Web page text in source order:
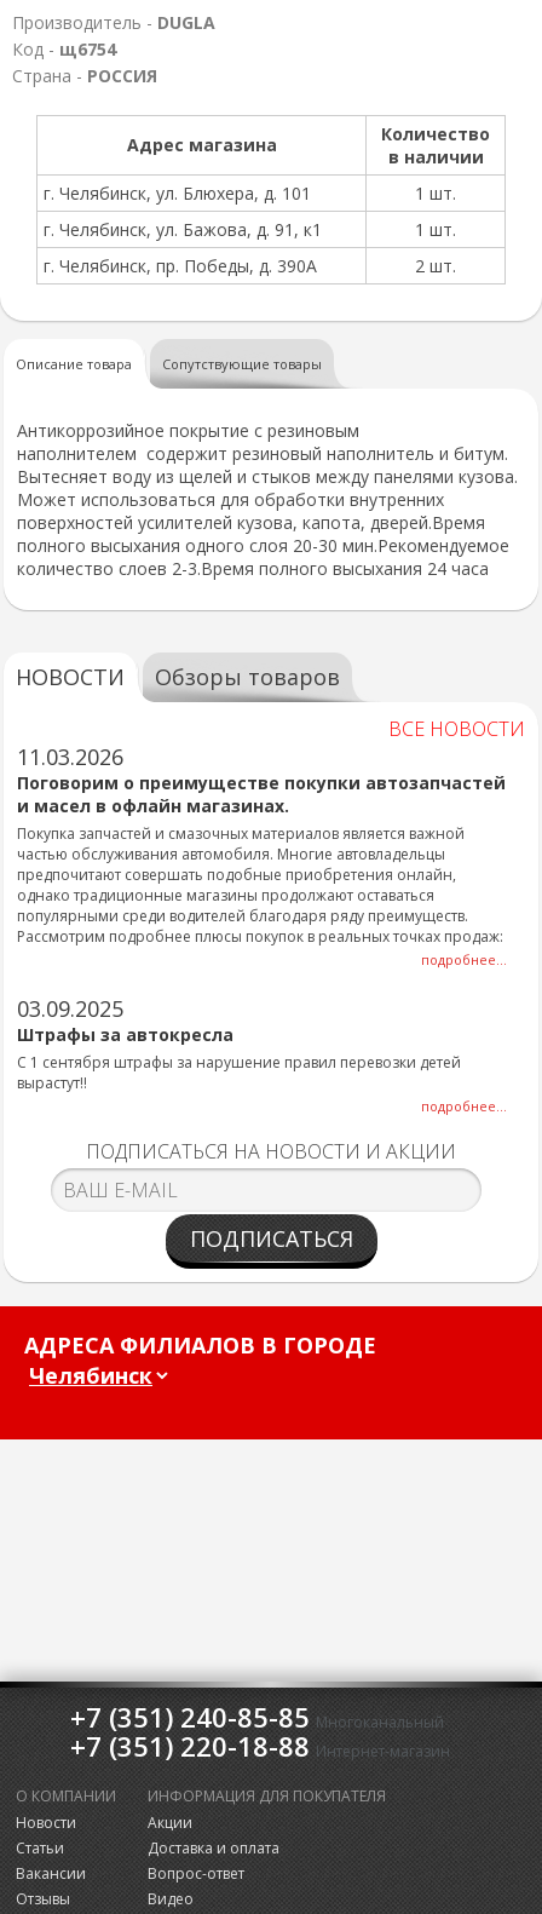
Производитель - DUGLA
Код - щ6754
Страна - РОССИЯ
Адрес магазина
Количество
в наличии
г. Челябинск, ул. Блюхера, д. 101
1 шт.
г. Челябинск, ул. Бажова, д. 91, к1
1 шт.
г. Челябинск, пр. Победы, д. 390А
2 шт.
Описание товара Сопутствующие товары
Антикоррозийное покрытие с резиновым
наполнителем содержит резиновый наполнитель и битум.
Вытесняет воду из щелей и стыков между панелями кузова.
Может использоваться для обработки внутренних
поверхностей усилителей кузова, капота, дверей.Время
полного высыхания одного слоя 20-30 мин.Рекомендуемое
количество слоев 2-3.Время полного высыхания 24 часа
НОВОСТИ Обзоры товаров
ВСЕ НОВОСТИ
11.03.2026
Поговорим о преимуществе покупки автозапчастей
и масел в офлайн магазинах.
Покупка запчастей и смазочных материалов является важной
частью обслуживания автомобиля. Многие автовладельцы
предпочитают совершать подобные приобретения онлайн,
однако традиционные магазины продолжают оставаться
популярными среди водителей благодаря ряду преимуществ.
Рассмотрим подробнее плюсы покупок в реальных точках продаж:
подробнее...
03.09.2025
Штрафы за автокресла
С 1 сентября штрафы за нарушение правил перевозки детей
вырастут!!
подробнее...
ПОДПИСАТЬСЯ НА НОВОСТИ И АКЦИИ
ПОДПИСАТЬСЯ
АДРЕСА ФИЛИАЛОВ В ГОРОДЕ
+7 (351) 240-85-85 Многоканальный
+7 (351) 220-18-88 Интернет-магазин
О КОМПАНИИ
Новости
Статьи
Вакансии
Отзывы
ИНФОРМАЦИЯ ДЛЯ ПОКУПАТЕЛЯ
Акции
Доставка и оплата
Вопрос-ответ
Видео